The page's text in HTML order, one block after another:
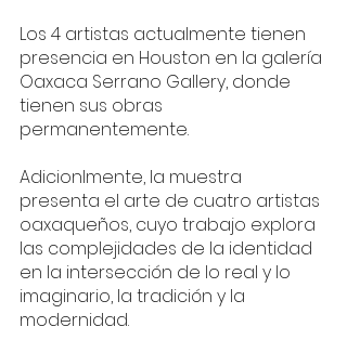
Los 4 artistas actualmente tienen
presencia en Houston en la galería
Oaxaca Serrano Gallery, donde
tienen sus obras
permanentemente.
Adicionlmente, la muestra
presenta el arte de cuatro artistas
oaxaqueños, cuyo trabajo explora
las complejidades de la identidad
en la intersección de lo real y lo
imaginario, la tradición y la
modernidad.